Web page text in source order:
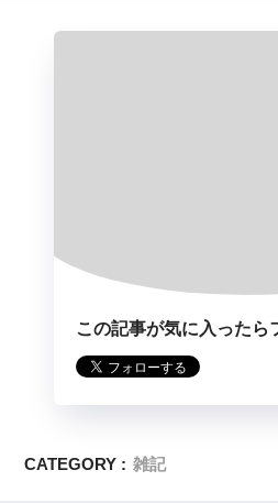
この記事が気に入ったら
CATEGORY : 雑記